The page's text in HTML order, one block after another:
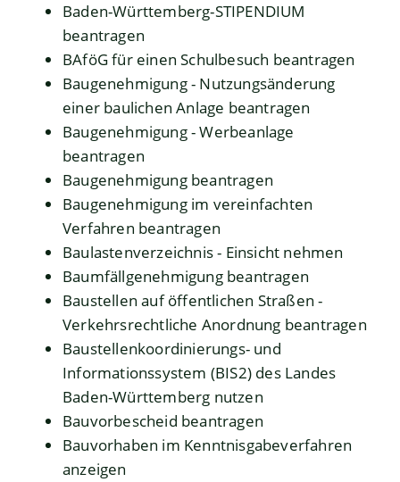
Baden-Württemberg-STIPENDIUM
beantragen
BAföG für einen Schulbesuch beantragen
Baugenehmigung - Nutzungsänderung
einer baulichen Anlage beantragen
Baugenehmigung - Werbeanlage
beantragen
Baugenehmigung beantragen
Baugenehmigung im vereinfachten
Verfahren beantragen
Baulastenverzeichnis - Einsicht nehmen
Baumfällgenehmigung beantragen
Baustellen auf öffentlichen Straßen -
Verkehrsrechtliche Anordnung beantragen
Baustellenkoordinierungs- und
Informationssystem (BIS2) des Landes
Baden-Württemberg nutzen
Bauvorbescheid beantragen
Bauvorhaben im Kenntnisgabeverfahren
anzeigen